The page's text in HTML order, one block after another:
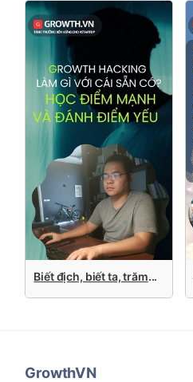
Biết địch, biết ta, trăm...
GrowthVN